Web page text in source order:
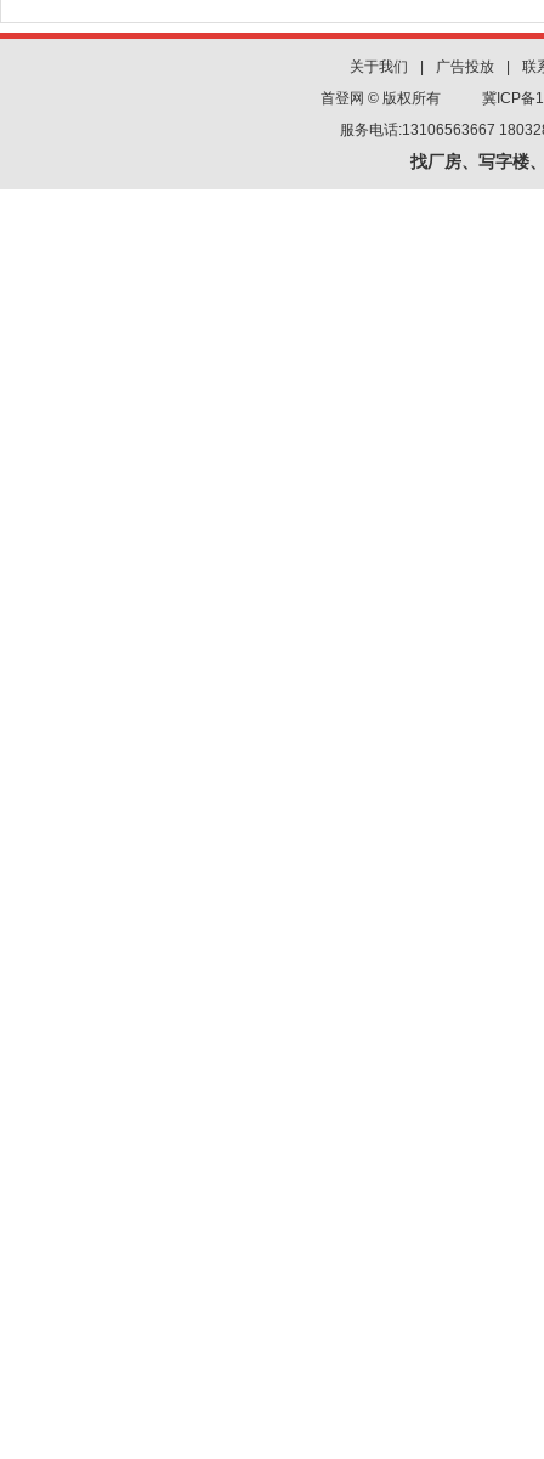
关于我们 广告投放
联
首登网 © 版权所有
冀ICP备
服务电话:13106563667
找厂房、写字楼